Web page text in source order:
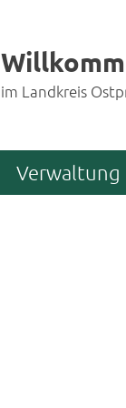
im Landkreis
Verwaltung